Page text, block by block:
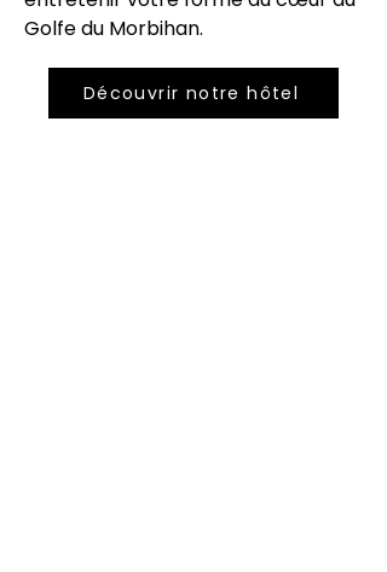
Golfe du Morbihan.
Découvrir notre hôtel